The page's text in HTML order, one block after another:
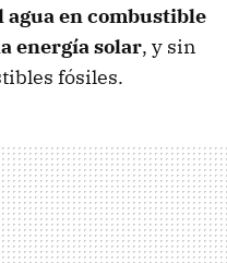
en combustible
energía solar, y sin
fósiles.